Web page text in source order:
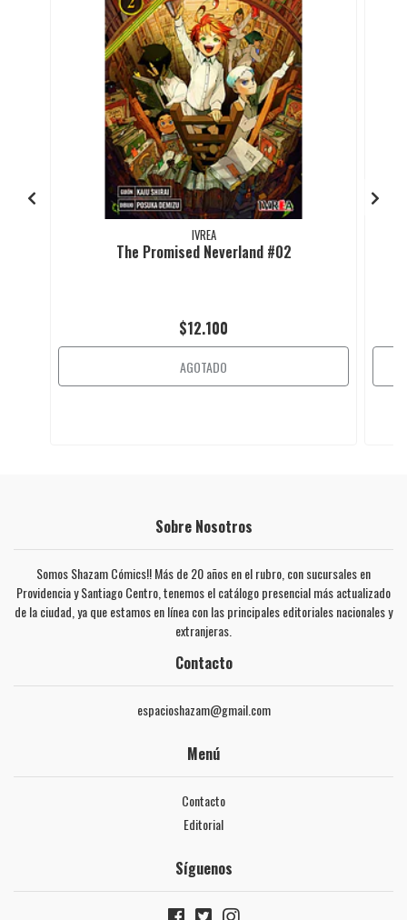
IVREA
The Promised Neverland #02
$12.100
AGOTADO
Sobre Nosotros
Somos Shazam Cómics!! Más de 20 años en el rubro, con sucursales en
Providencia y Santiago Centro, tenemos el catálogo presencial más actualizado
de la ciudad, ya que estamos en línea con las principales editoriales nacionales y
extranjeras.
Contacto
espacioshazam@gmail.com
Menú
Contacto
Editorial
Síguenos